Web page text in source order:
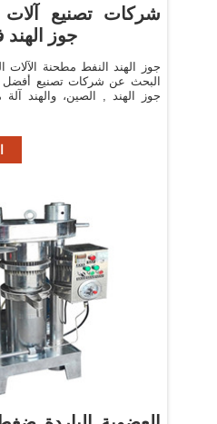
شركات تصنيع
جوز
جوز الهند النفط مطحنة
البحث عن شركات تصنيع أفضل